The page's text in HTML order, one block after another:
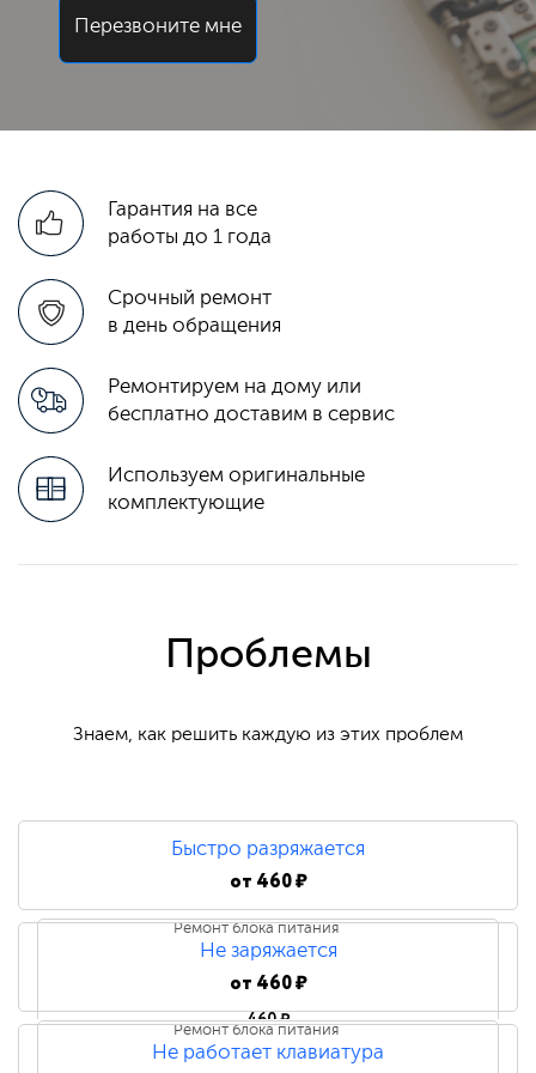
Перезвоните мне
Гарантия на все
работы до 1 года
Срочный ремонт
в день обращения
Ремонтируем на дому или
бесплатно доставим в сервис
Используем оригинальные
комплектующие
Проблемы
Знаем, как решить каждую из этих проблем
Быстро разряжается
от 460 ₽
Ремонт блока питания
460 ₽
Замена блока питания
Не заряжается
от 460 ₽
Ремонт блока питания
Не работает клавиатура